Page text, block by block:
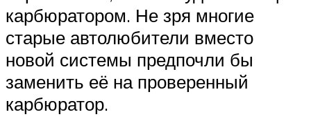
карбюратором. Не зря многие
старые автолюбители вместо
новой системы предпочли бы
заменить её на проверенный
карбюратор.